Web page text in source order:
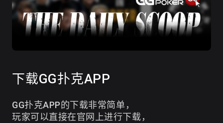
下载GG扑克APP
GG扑克APP的下载非常简单，
玩家可以直接在官网上进行下载，